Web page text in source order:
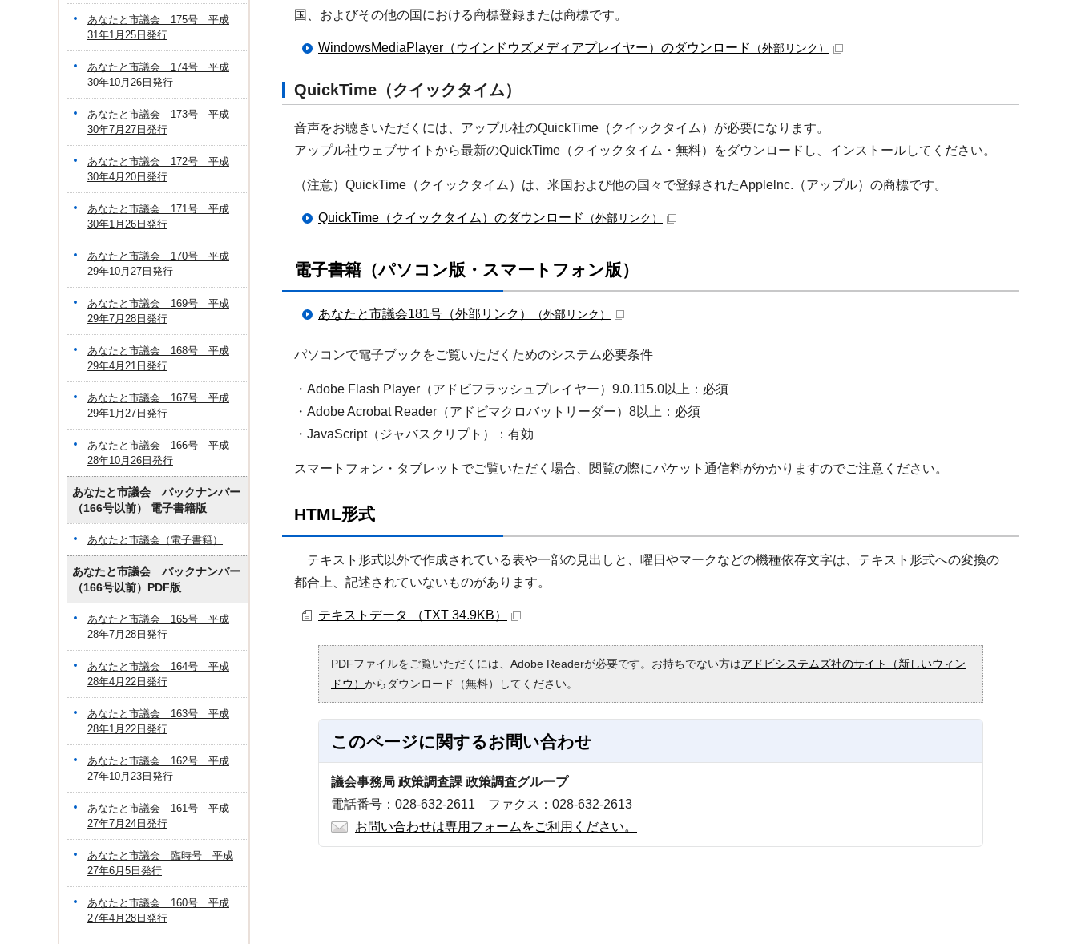
国、およびその他の国における商標登録または商標です。
WindowsMediaPlayer（ウインドウズメディアプレイヤー）のダウンロード （外部リンク）
QuickTime（クイックタイム）
音声をお聴きいただくには、アップル社のQuickTime（クイックタイム）が必要になります。
アップル社ウェブサイトから最新のQuickTime（クイックタイム・無料）をダウンロードし、インストールしてください。
（注意）QuickTime（クイックタイム）は、米国および他の国々で登録されたApplelnc.（アップル）の商標です。
QuickTime（クイックタイム）のダウンロード （外部リンク）
電子書籍（パソコン版・スマートフォン版）
あなたと市議会181号（外部リンク） （外部リンク）
パソコンで電子ブックをご覧いただくためのシステム必要条件
・Adobe Flash Player（アドビフラッシュプレイヤー）9.0.115.0以上：必須
・Adobe Acrobat Reader（アドビマクロバットリーダー）8以上：必須
・JavaScript（ジャバスクリプト）：有効
スマートフォン・タブレットでご覧いただく場合、閲覧の際にパケット通信料がかかりますのでご注意ください。
HTML形式
テキスト形式以外で作成されている表や一部の見出しと、曜日やマークなどの機種依存文字は、テキスト形式への変換の
都合上、記述されていないものがあります。
テキストデータ （TXT 34.9KB）
PDFファイルをご覧いただくには、Adobe Readerが必要です。お持ちでない方はアドビシステムズ社のサイト（新しいウィン
ドウ） からダウンロード（無料）してください。
このページに関するお問い合わせ
議会事務局 政策調査課 政策調査グループ
電話番号：028-632-2611 ファクス：028-632-2613
お問い合わせは専用フォームをご利用ください。
あなたと市議会 175号 平成
31年1月25日発行
あなたと市議会 174号 平成
30年10月26日発行
あなたと市議会 173号 平成
30年7月27日発行
あなたと市議会 172号 平成
30年4月20日発行
あなたと市議会 171号 平成
30年1月26日発行
あなたと市議会 170号 平成
29年10月27日発行
あなたと市議会 169号 平成
29年7月28日発行
あなたと市議会 168号 平成
29年4月21日発行
あなたと市議会 167号 平成
29年1月27日発行
あなたと市議会 166号 平成
28年10月26日発行
あなたと市議会 バックナンバー
（166号以前） 電子書籍版
あなたと市議会（電子書籍）
あなたと市議会 バックナンバー
（166号以前）PDF版
あなたと市議会 165号 平成
28年7月28日発行
あなたと市議会 164号 平成
28年4月22日発行
あなたと市議会 163号 平成
28年1月22日発行
あなたと市議会 162号 平成
27年10月23日発行
あなたと市議会 161号 平成
27年7月24日発行
あなたと市議会 臨時号 平成
27年6月5日発行
あなたと市議会 160号 平成
27年4月28日発行